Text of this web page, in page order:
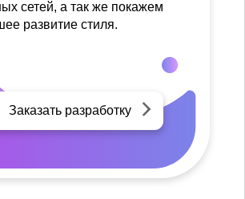
сетей, а так же покажем
развитие стиля.
Заказать разработку